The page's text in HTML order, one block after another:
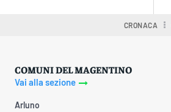
CRONACA
COMUNI DEL MAGENTINO
Vai alla sezione
Arluno